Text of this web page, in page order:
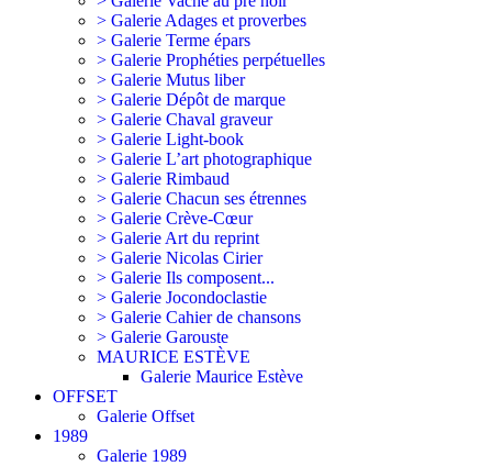
> Galerie Adages et proverbes
> Galerie Terme épars
> Galerie Prophéties perpétuelles
> Galerie Mutus liber
> Galerie Dépôt de marque
> Galerie Chaval graveur
> Galerie Light-book
> Galerie L’art photographique
> Galerie Rimbaud
> Galerie Chacun ses étrennes
> Galerie Crève-Cœur
> Galerie Art du reprint
> Galerie Nicolas Cirier
> Galerie Ils composent...
> Galerie Jocondoclastie
> Galerie Cahier de chansons
> Galerie Garouste
MAURICE ESTÈVE
Galerie Maurice Estève
OFFSET
Galerie Offset
1989
Galerie 1989